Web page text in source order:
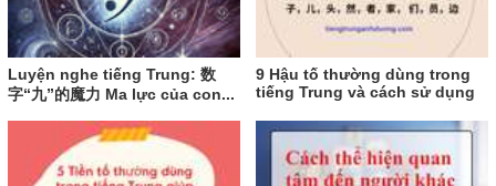
Luyện nghe tiếng Trung: 数
字“九”的魔力 Ma lực của con...
9 Hậu tố thường dùng trong
tiếng Trung và cách sử dụng